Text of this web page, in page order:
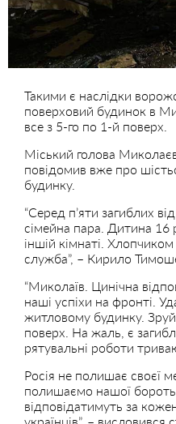
Такими є наслідки
поверховий будинок в
все з 5-го по 1-й поверх.
Міський голова
повідомив вже про
будинку.
“Серед п’яти загиблих
сімейна пара. Дитина 16
іншій кімнаті.
служба”, – Кирило
“Миколаїв. Цинічна
наші успіхи на фронті.
житловому будинку.
поверх. На жаль, є
рятувальні роботи
Росія не полишає своєї
полишаємо нашої
відповідатимуть за
українців”, – висловився